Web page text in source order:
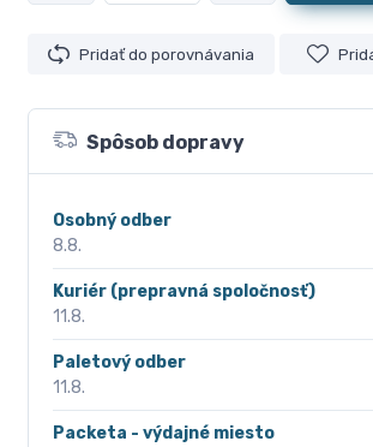
Pridať do porovnávania
Spôsob dopravy
Osobný odber
8.8.
Kuriér (prepravná spoločnosť)
11.8.
Paletový odber
11.8.
Packeta - výdajné miesto